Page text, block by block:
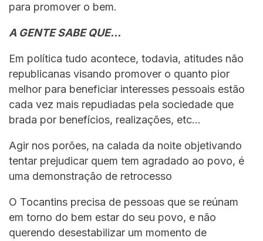
para promover o bem.
A GENTE SABE QUE…
Em política tudo acontece, todavia, atitudes não
republicanas visando promover o quanto pior
melhor para beneficiar interesses pessoais estão
cada vez mais repudiadas pela sociedade que
brada por benefícios, realizações, etc…
Agir nos porões, na calada da noite objetivando
tentar prejudicar quem tem agradado ao povo, é
uma demonstração de retrocesso
O Tocantins precisa de pessoas que se reúnam
em torno do bem estar do seu povo, e não
querendo desestabilizar um momento de